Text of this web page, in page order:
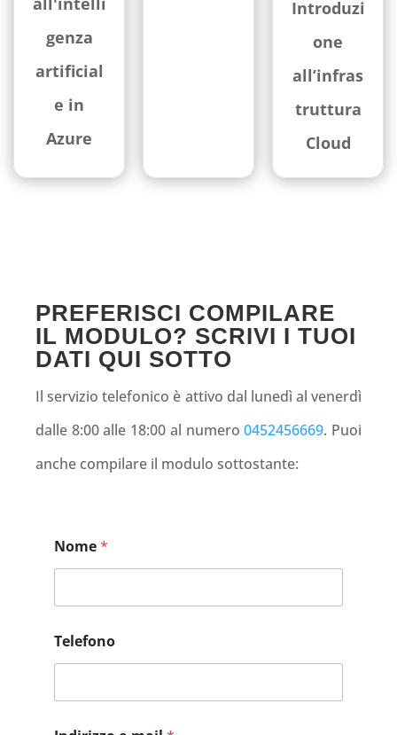
genza
artificial
e in
Azure
Introduzi
one
all’infras
truttura
Cloud
PREFERISCI COMPILARE
IL MODULO? SCRIVI I TUOI
DATI QUI SOTTO
Il servizio telefonico è attivo dal lunedì al venerdì
dalle 8:00 alle 18:00 al numero0452456669. Puoi
anche compilare il modulo sottostante:
Nome*
Telefono